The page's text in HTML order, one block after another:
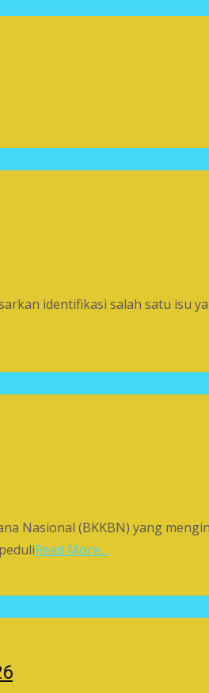
identifikasi salah satu isu
Nasional (BKKBN) yang
Read More…